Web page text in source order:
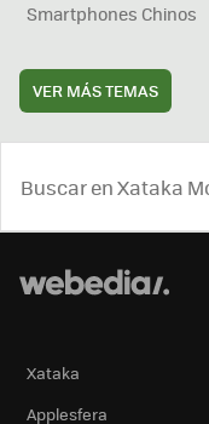
Smartphones Chinos
VER MÁS TEMAS
Xataka
Applesfera